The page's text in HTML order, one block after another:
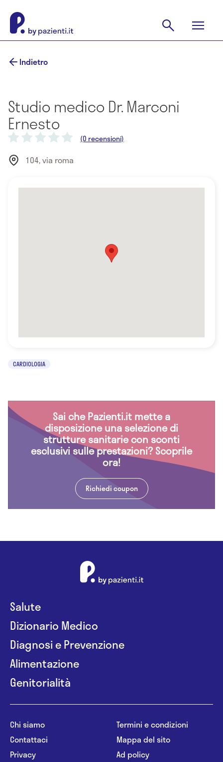
Indietro
Studio medico Dr. Marconi
Ernesto
(0 recensioni)
104, via roma
CARDIOLOGIA
Sai che Pazienti.it mette a
disposizione una selezione di
strutture sanitarie con sconti
esclusivi sulle prestazioni? Scoprile
ora!
Richiedi coupon
Salute
Dizionario Medico
Diagnosi e Prevenzione
Alimentazione
Genitorialità
Chi siamo
Contattaci
Privacy
Termini e condizioni
Mappa del sito
Ad policy